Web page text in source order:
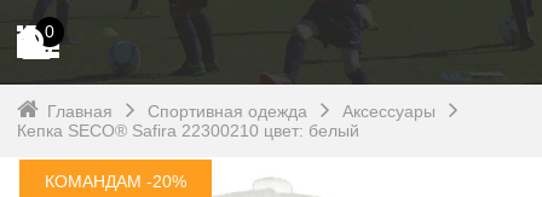
0
Главная Спортивная одежда
Аксессуары
Кепка SECO® Safira 22300210 цвет: белый
КОМАНДАМ -20%